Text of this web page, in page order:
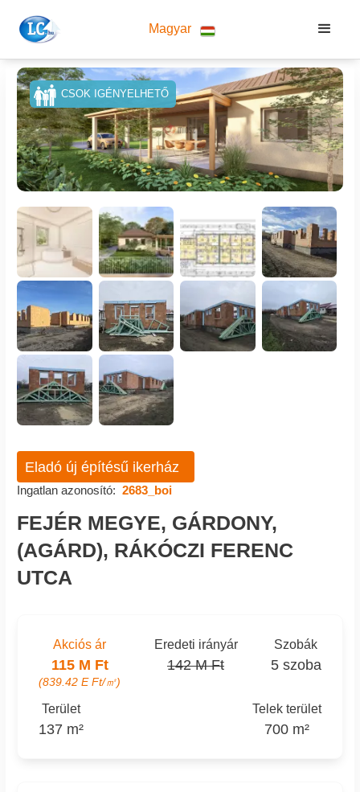
Magyar
CSOK IGÉNYELHETŐ
Eladó új építésű ikerház
Ingatlan azonosító: 2683_boi
FEJÉR MEGYE, GÁRDONY,
(AGÁRD), RÁKÓCZI FERENC
UTCA
Akciós ár
115 M Ft
(839.42 E Ft/㎡)
Eredeti irányár
142 M Ft
Szobák
5 szoba
Terület
137 m²
Telek terület
700 m²